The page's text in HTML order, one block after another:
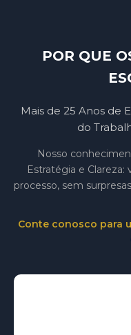
POR QUE
Mais de 25 Anos de
do
Nosso
Estratégia e
processo, sem
Conte conosco para